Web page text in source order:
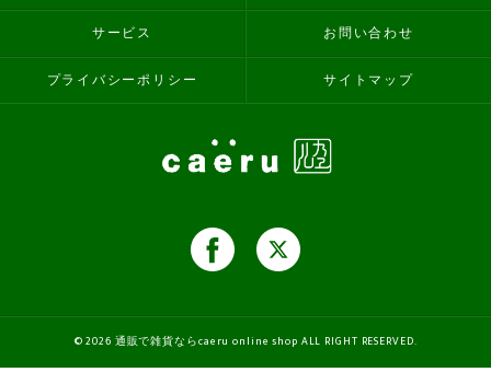
サービス お問い合わせ
プライバシーポリシー サイトマップ
© 2026 通販で雑貨ならcaeru online shop ALL RIGHT RESERVED.